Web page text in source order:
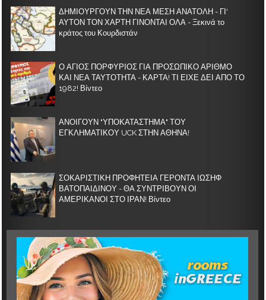
ΔΗΜΙΟΥΡΓΟΥΝ ΤΗΝ ΝΕΑ ΜΕΣΗ ΑΝΑΤΟΛΗ - ΓΙ'
ΑΥΤΟΝ ΤΟΝ ΧΑΡΤΗ ΓΙΝΟΝΤΑΙ ΟΛΑ - Ξεκινά το
κράτος του Κουρδιστάν
Ο ΑΓΙΟΣ ΠΟΡΦΥΡΙΟΣ ΓΙΑ ΠΡΟΣΩΠΙΚΟ ΑΡΙΘΜΟ
ΚΑΙ ΝΕΑ ΤΑΥΤΟΤΗΤΑ - ΚΑΡΤΑ! ΤΙ ΕΙΧΕ ΔΕΙ ΑΠΟ ΤΟ
1982! Βίντεο
ΑΝΟΙΓΟΥΝ "ΥΠΟΚΑΤΑΣΤΗΜΑ" ΤΟΥ
ΕΓΚΛΗΜΑΤΙΚΟΥ UCK ΣΤΗΝ ΑΘΗΝΑ!
ΣΟΚΑΡΙΣΤΙΚΗ ΠΡΟΦΗΤΕΙΑ ΓΕΡΟΝΤΑ ΙΩΣΗΦ
ΒΑΤΟΠΑΙΔΙΝΟΥ - ΘΑ ΣΥΝΤΡΙΒΟΥΝ ΟΙ
ΑΜΕΡΙΚΑΝΟΙ ΣΤΟ ΙΡΑΝ! Βίντεο